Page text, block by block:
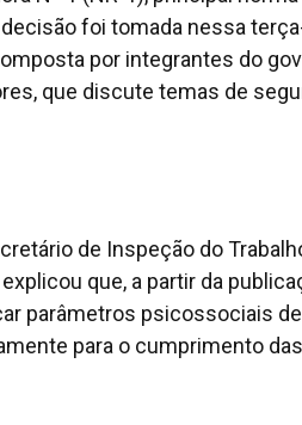
foi tomada nessa
por integrantes do
que discute temas de
de Inspeção do
que, a partir da
parâmetros psicossociais
para o cumprimento